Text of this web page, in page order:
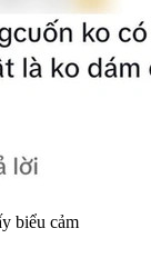
biểu cảm